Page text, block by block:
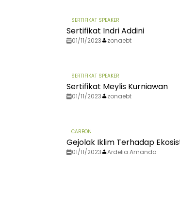
SERTIFIKAT SPEAKER
Sertifikat Indri Addini
01/11/2023 zonaebt
SERTIFIKAT SPEAKER
Sertifikat Meylis Kurniawan
01/11/2023 zonaebt
CARBON
Gejolak Iklim Terhadap
01/11/2023 Ardelia Amanda